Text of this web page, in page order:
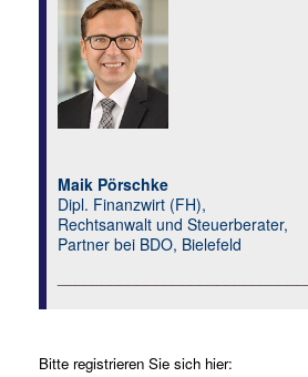
Maik Pörschke
Dipl. Finanzwirt (FH),
Rechtsanwalt und Steuerberater,
Partner bei BDO, Bielefeld
Bitte registrieren Sie sich hier: